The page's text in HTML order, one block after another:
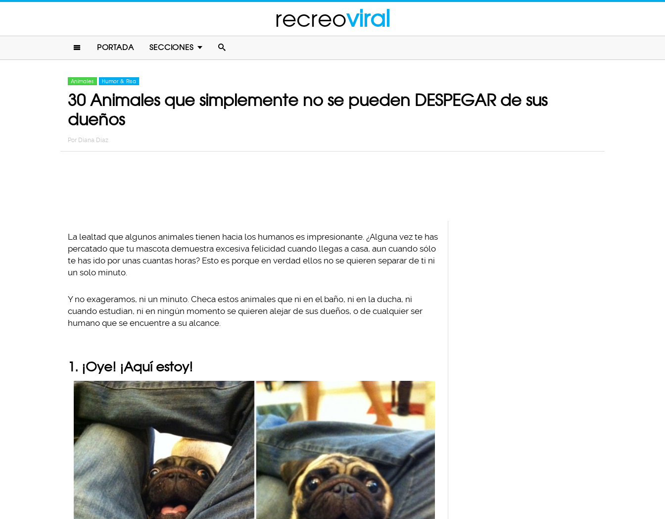
recreoviral
PORTADA SECCIONES
Animales Humor & Risa
30 Animales que simplemente no se pueden DESPEGAR de sus
dueños
Por Diana Diaz
La lealtad que algunos animales tienen hacia los humanos es impresionante. ¿Alguna vez te has
percatado que tu mascota demuestra excesiva felicidad cuando llegas a casa, aun cuando sólo
te has ido por unas cuantas horas? Esto es porque en verdad ellos no se quieren separar de ti ni
un solo minuto.
Y no exageramos, ni un minuto. Checa estos animales que ni en el baño, ni en la ducha, ni
cuando estudian, ni en ningún momento se quieren alejar de sus dueños, o de cualquier ser
humano que se encuentre a su alcance.
1. ¡Oye! ¡Aquí estoy!